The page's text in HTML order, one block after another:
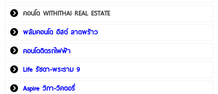
คอนโด WITHITHAI REAL ESTATE
พลัมคอนโด อีสต์ ลาดพร้าว
คอนโดติดรถไฟฟ้า
Life รัชดา-พระราม 9
Aspire วิภา-วิคตอรี่